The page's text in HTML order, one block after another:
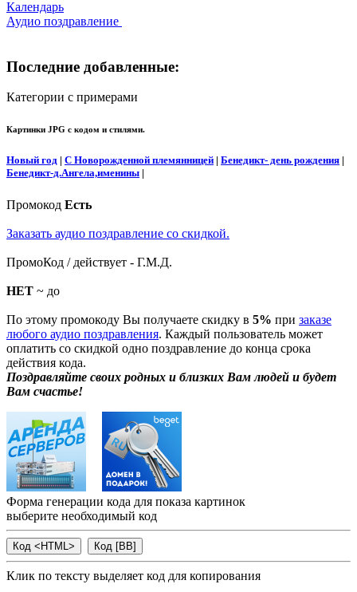
Календарь
Аудио поздравление
Последние добавленные:
Категории с примерами
Картинки JPG с кодом и стилями.
Новый год | С Новорожденной племянницей | Бенедикт- день рождения |
Бенедикт-д.Ангела,именины |
Промокод Есть
Заказать аудио поздравление со скидкой.
ПромоКод / действует - Г.М.Д.
НЕТ ~ до
По этому промокоду Вы получаете скидку в 5% при заказе
любого аудио поздравления. Каждый пользователь может
оплатить со скидкой одно поздравление до конца срока
действия кода.
Поздравляйте своих родных и близких Вам людей и будет
Вам счастье!
Форма генерации кода для показа картинок
выберите необходимый код
Клик по тексту выделяет код для копирования